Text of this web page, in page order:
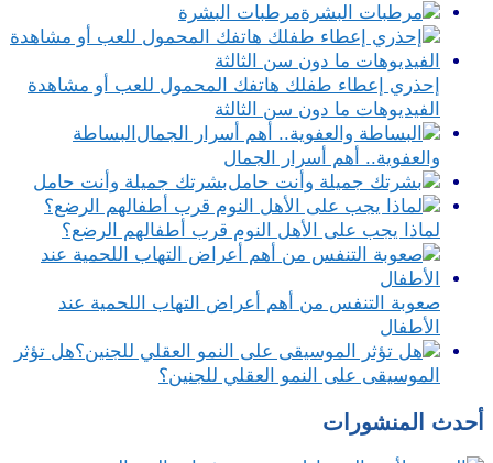
مرطبات البشرة
إحذري إعطاء طفلك هاتفك المحمول للعب أو مشاهدة
الفيديوهات ما دون سن الثالثة
البساطة
والعفوية.. أهم أسرار الجمال
بشرتك جميلة وأنت حامل
لماذا يجب على الأهل النوم قرب أطفالهم الرضع؟
صعوبة التنفس من أهم أعراض التهاب اللحمية عند
الأطفال
هل تؤثر
الموسيقى على النمو العقلي للجنين؟
أحدث المنشورات